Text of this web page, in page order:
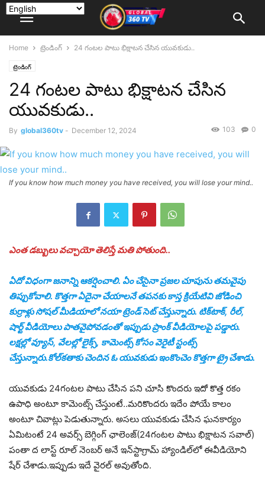
Home ట్రెండింగ్‌ 24 గంటల పాటు భిక్షాటన చేసిన యువకుడు..
ట్రెండింగ్‌
24 గంటల పాటు భిక్షాటన చేసిన
యువకుడు..
By global360tv - December 12, 2024 0
103
If you know how much money you have received, you will lose your mind..
ఎంత డబ్బులు వచ్చాయో తెలిస్తే మతి పోతుంది..
ఏదో విధంగా జనాన్ని ఆకర్షించాలి. ఏం చేసైనా ప్రజల చూపును తమవైపు
తిప్పుకోవాలి. కొత్తగా ఏదైనా చేయాలనే తపనకు కాస్త క్రియేటివి జోడించి
కుర్రాళ్లు సోషల్ మీడియాలో నయా ట్రెండ్ సెట్ చేస్తున్నారు. టిక్‌టాక్, రీల్,
షార్ట్ వీడియోలు పాతవైపోవడంతో ఇప్పుడు ప్రాంక్ వీడియోలపై పడ్డారు.
లక్షల్లో వ్యూస్, వేలల్లో లైక్స్, కామెంట్స్ కోసం వెరైటీ స్టంట్స్
చేస్తున్నారు.కోల్‌కతాకు చెందిన ఓ యువకుడు ఇంకొంచెం కొత్తగా ట్రై చేశాడు.
యువకుడు 24గంటల పాటు చేసిన పని చూసి కొందరు ఇదో కొత్త రకం
ఉపాధి అంటూ కామెంట్స్ చేస్తుంటే..మరికొందరు ఇదేం పోయే కాలం
అంటూ చివాట్లు పెడుతున్నారు. అసలు యువకుడు చేసిన ఘనకార్యం
ఏమిటంటే 24 అవర్స్ బెగ్గింగ్ ఛాలెంజ్(24గంటల పాటు భిక్షాటన సవాల్)
పంతా ద లాస్ట్ రూల్ నెంబర్ అనే ఇన్‌స్టాగ్రామ్ హ్యాండిల్‌లో ఈవీడియోని
షేర్ చేశాడు.ఇప్పుడు ఇదే వైరల్ అవుతోంది.